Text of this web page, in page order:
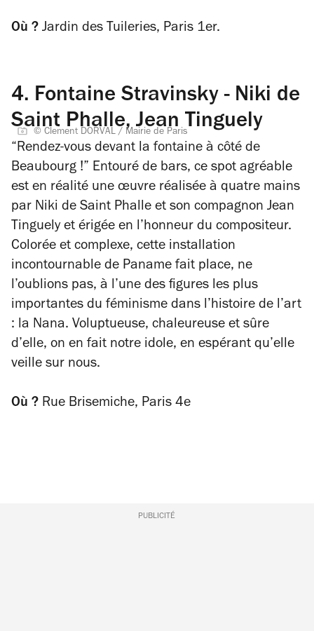
Où ? Jardin des Tuileries, Paris 1er.
4. Fontaine Stravinsky - Niki de
Saint Phalle, Jean Tinguely
© Clement DORVAL / Mairie de Paris
“Rendez-vous devant la fontaine à côté de
Beaubourg !” Entouré de bars, ce spot agréable
est en réalité une œuvre réalisée à quatre mains
par Niki de Saint Phalle et son compagnon Jean
Tinguely et érigée en l’honneur du compositeur.
Colorée et complexe, cette installation
incontournable de Paname fait place, ne
l’oublions pas, à l’une des figures les plus
importantes du féminisme dans l’histoire de l’art
: la Nana. Voluptueuse, chaleureuse et sûre
d’elle, on en fait notre idole, en espérant qu’elle
veille sur nous.
Où ? Rue Brisemiche, Paris 4e
PUBLICITÉ